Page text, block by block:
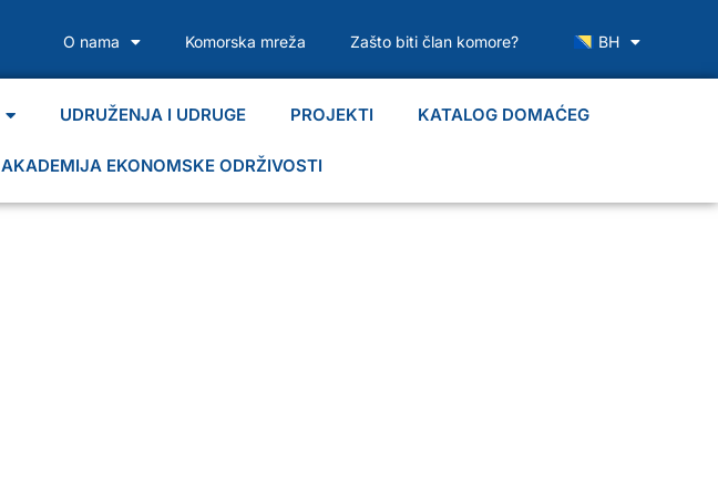
O nama Komorska mreža Zašto biti član komore? BH
UDRUŽENJA I UDRUGE PROJEKTI KATALOG DOMAĆEG
AKADEMIJA EKONOMSKE ODRŽIVOSTI